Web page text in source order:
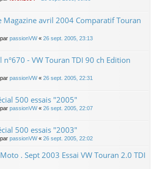
Magazine avril 2004 Comparatif Touran
passionVW« 26 sept. 2005, 23:13
- VW Touran TDI 90 ch Edition
passionVW« 26 sept. 2005, 22:31
500 essais "2005"
passionVW« 26 sept. 2005, 22:07
500 essais "2003"
passionVW« 26 sept. 2005, 22:02
. Sept 2003 Essai VW Touran 2.0 TDI